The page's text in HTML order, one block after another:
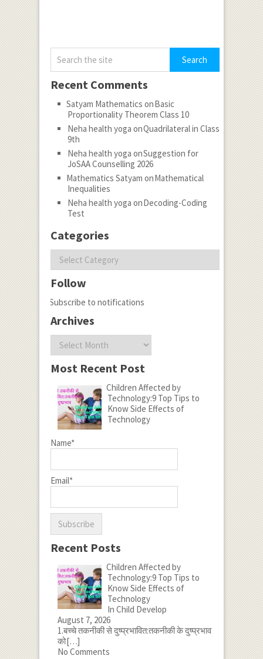
Recent Comments
Satyam Mathematics onBasic
Proportionality Theorem Class 10
Neha health yoga onQuadrilateral in Class
9th
Neha health yoga onSuggestion for
JoSAA Counselling 2026
Mathematics Satyam onMathematical
Inequalities
Neha health yoga onDecoding-Coding
Test
Categories
Follow
Subscribe to notifications
Archives
Most Recent Post
Children Affected by
Technology:9 Top Tips to
Know Side Effects of
Technology
Name*
Email*
Recent Posts
Children Affected by
Technology:9 Top Tips to
Know Side Effects of
Technology
In Child Develop
August 7, 2026
1.बच्चे तकनीकी से दुष्प्रभावित:तकनीकी के दुष्प्रभाव
को[…]
No Comments